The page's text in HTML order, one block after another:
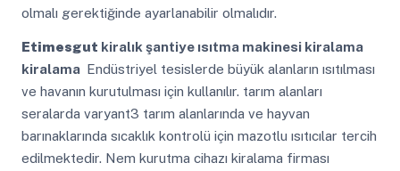
olmalı gerektiğinde ayarlanabilir olmalıdır.
Etimesgut kiralık şantiye ısıtma makinesi kiralama
kiralama Endüstriyel tesislerde büyük alanların ısıtılması
ve havanın kurutulması için kullanılır. tarım alanları
seralarda varyant3 tarım alanlarında ve hayvan
barınaklarında sıcaklık kontrolü için mazotlu ısıtıcılar tercih
edilmektedir. Nem kurutma cihazı kiralama firması